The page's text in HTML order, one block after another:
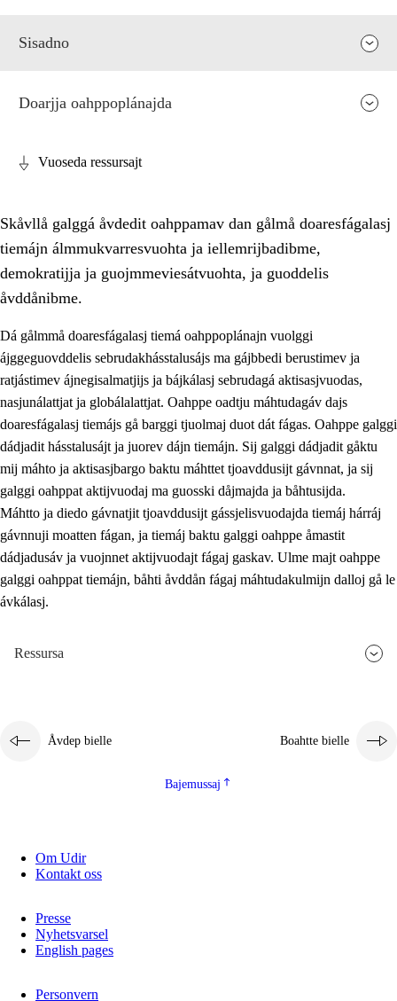
Sisadno
2. Prinsihpa oahppama, åvddånahttema ja ávddama hárráj
Sosiála oahppam ja åvddånibme
2.2 Máhtudahka fágáj hárráj
Vuodulasj tjehpudagá
2.4 Oahppat oahppat
Doaresfágalasj tiemá
2.5 Doaresfágalasj tiemá
Doarjja oahppoplánajda
Vuoseda ressursajt
Skåvllå galggá åvdedit oahppamav dan gålmå doaresfágalasj
tiemájn álmmukvarresvuohta ja iellemrijbadibme,
demokratijja ja guojmmeviesátvuohta, ja guoddelis
åvddånibme.
Dá gålmmå doaresfágalasj tiemá oahppoplánajn vuolggi
ájggeguovddelis sebrudakhásstalusájs ma gájbbedi berustimev ja
ratjástimev ájnegisalmatjijs ja bájkálasj sebrudagá aktisasjvuodas,
nasjunálattjat ja globálalattjat. Oahppe oadtju máhtudagáv dajs
doaresfágalasj tiemájs gå barggi tjuolmaj duot dát fágas. Oahppe galggi
dádjadit hásstalusájt ja juorev dájn tiemájn. Sij galggi dádjadit gåktu
mij máhto ja aktisasjbargo baktu máhttet tjoavddusijt gávnnat, ja sij
galggi oahppat aktijvuodaj ma guosski dåjmajda ja båhtusijda.
Máhtto ja diedo gávnatjit tjoavddusijt gássjelisvuodajda tiemáj hárráj
gávnnuji moatten fágan, ja tiemáj baktu galggi oahppe åmastit
dádjadusáv ja vuojnnet aktijvuodajt fágaj gaskav. Ulme majt oahppe
galggi oahppat tiemájn, båhti åvddån fágaj máhtudakulmijn dalloj gå le
ávkálasj.
Ressursa
Åvdep bielle Boahtte bielle
Bajemussaj
Om Udir
Kontakt oss
Presse
Nyhetsvarsel
English pages
Personvern